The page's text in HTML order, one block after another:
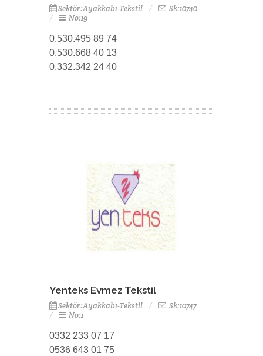
Sektör:Ayakkabı-Tekstil
Sk:10740
No:19
0.530.495 89 74
0.530.668 40 13
0.332.342 24 40
Yenteks Evmez Tekstil
Sektör:Ayakkabı-Tekstil
Sk:10747
No:1
0332 233 07 17
0536 643 01 75